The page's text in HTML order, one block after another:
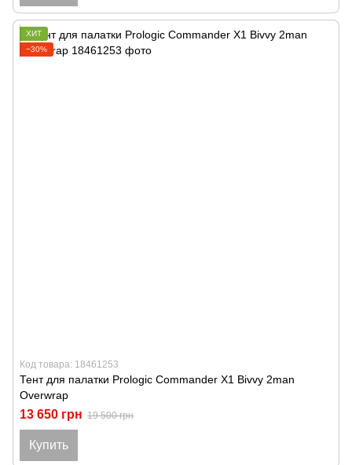
ХИТ
−30%
Код товара: 18461253
Тент для палатки Prologic Commander X1 Bivvy 2man
Overwrap
13 650 грн 19 500 грн
Купить